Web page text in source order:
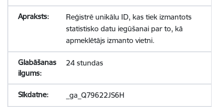
Reģistrē unikālu ID, kas tiek izmantots
statistisko datu iegūšanai par to, kā
apmeklētājs izmanto vietni.
24 stundas
_ga_Q79622JS6H